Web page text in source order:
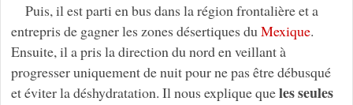
Puis, il est parti en bus dans la région frontalière et a
entrepris de gagner les zones désertiques duMexique.
Ensuite, il a pris la direction du nord en veillant à
progresser uniquement de nuit pour ne pas être débusqué
et éviter la déshydratation. Il nous explique queles seules